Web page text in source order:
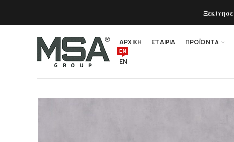
ΑΡΧΙΚΗ ΕΤΑΙΡΙΑ ΠΡΟΪΟΝΤΑ
EN
EN